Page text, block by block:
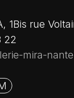
1Bis rue
22
mira-